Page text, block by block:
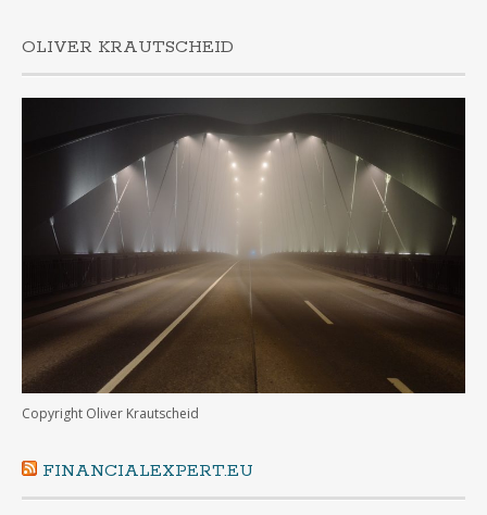
OLIVER KRAUTSCHEID
Copyright Oliver Krautscheid
FINANCIALEXPERT.EU